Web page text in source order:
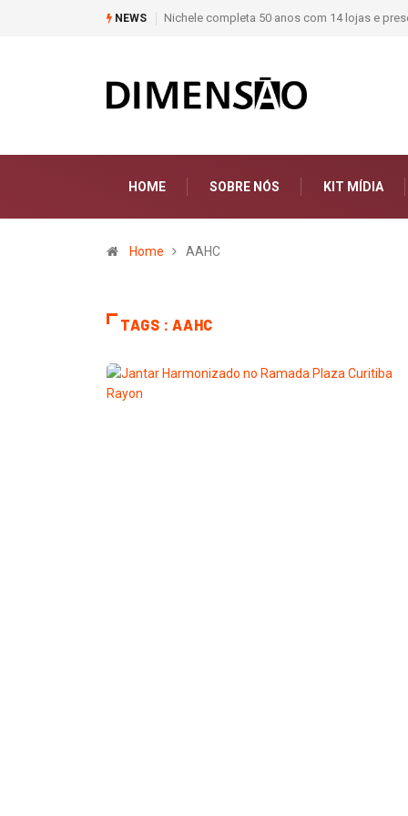
NEWS Nichele completa 50 anos com 14 lojas e
HOME SOBRE NÓS KIT MÍDIA
Home AAHC
TAGS : AAHC